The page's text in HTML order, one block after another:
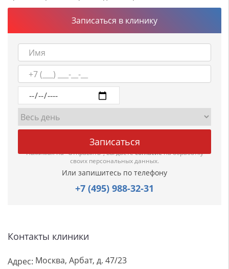
Записаться в клинику
Нажимая на "Отправить", вы даетесогласиена обработку
своих персональных данных.
Или запишитесь по телефону
+7 (495) 988-32-31
Контакты клиники
Адрес: Москва, Арбат, д. 47/23